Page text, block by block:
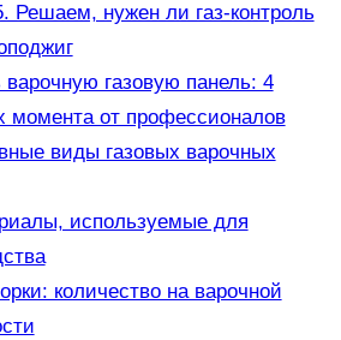
Решаем, нужен ли газ-контроль
газовую панель: 4
момента от профессионалов
виды газовых варочных
используемые для
количество на варочной